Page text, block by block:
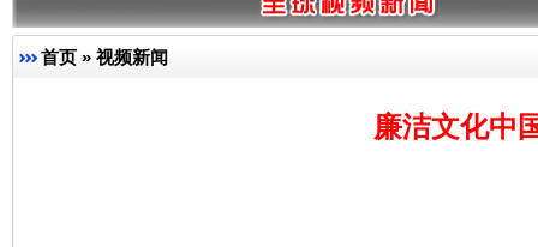
首页 » 视频新闻
廉洁文化中